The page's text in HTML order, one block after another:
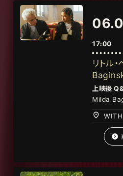
17:00
リトル
上映後
Milda